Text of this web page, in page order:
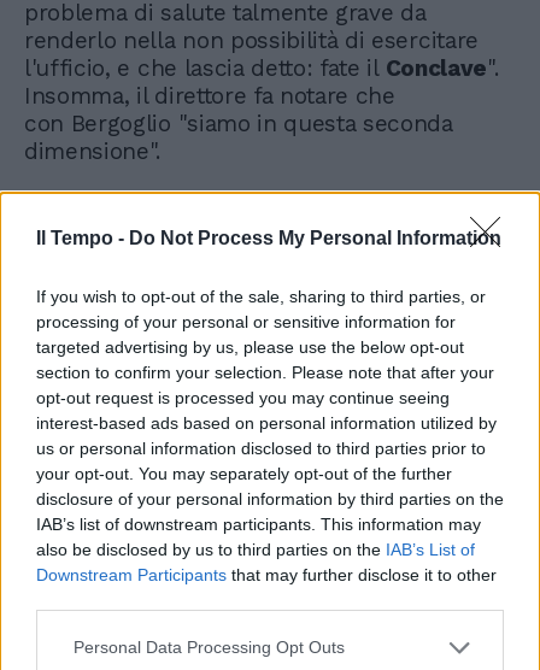
Il Tempo - Do Not Process My Personal Information
If you wish to opt-out of the sale, sharing to third parties, or
processing of your personal or sensitive information for
targeted advertising by us, please use the below opt-out
section to confirm your selection. Please note that after your
opt-out request is processed you may continue seeing
interest-based ads based on personal information utilized by
us or personal information disclosed to third parties prior to
your opt-out. You may separately opt-out of the further
disclosure of your personal information by third parties on the
IAB’s list of downstream participants. This information may
also be disclosed by us to third parties on the IAB’s List of
Downstream Participants that may further disclose it to other
Personal Data Processing Opt Outs
problema di salute talmente grave da
renderlo nella non possibilità di esercitare
l'ufficio, e che lascia detto: fate il Conclave".
Insomma, il direttore fa notare che
con Bergoglio "siamo in questa seconda
dimensione".
Da tutto il mondo a San
Pietro, i fedeli recitano il
Rosario per Francesco
"Non vuole dire che è cinica, ma comunque è
realistica - commenta Cerno - Perché in
questo caso le dimissioni di Bergoglio sono
che un "Bergoglio dimesso, ma lucido,